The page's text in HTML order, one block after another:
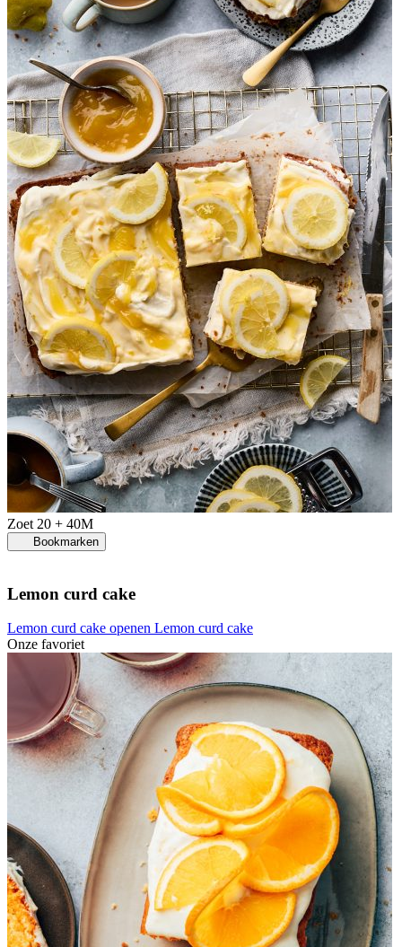
Zoet 20 + 40M
Bookmarken
Lemon curd cake
Lemon curd cake openen Lemon curd cake
Onze favoriet